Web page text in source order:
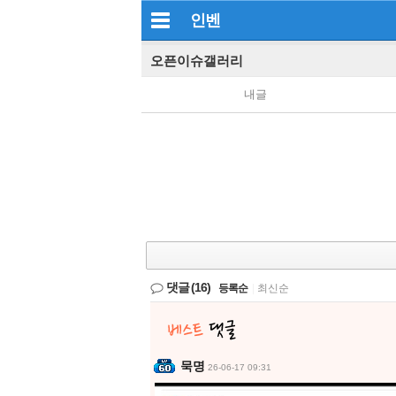
인벤
오픈이슈갤러리
내글
댓글(16) 등록순 최신순
묵명 26-06-17 09:31